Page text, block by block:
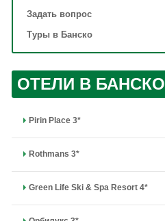
Задать вопрос
Туры в Банско
ОТЕЛИ В БАНСКО
Pirin Place 3*
Rothmans 3*
Green Life Ski & Spa Resort 4*